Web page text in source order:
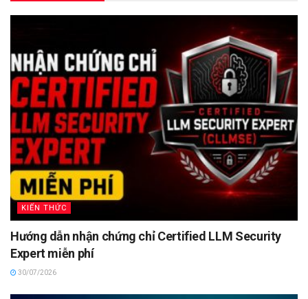
KIẾN THỨC
Hướng dẫn nhận chứng chỉ Certified LLM Security
Expert miễn phí
30/07/2026